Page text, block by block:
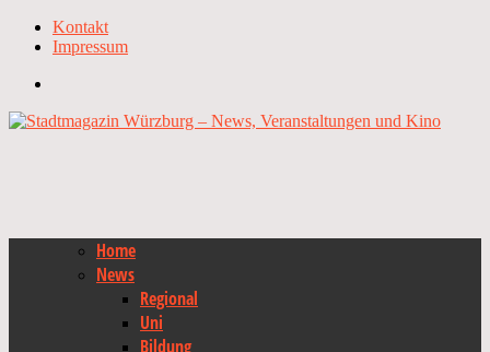
Kontakt
Impressum
Home
News
Regional
Uni
Bildung